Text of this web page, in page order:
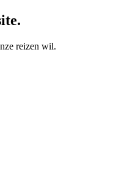
reizen wil.